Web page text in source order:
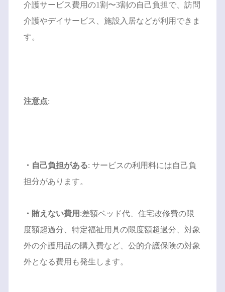
介護サービス費用の1割〜3割の自己負担で、訪問
介護やデイサービス、施設入居などが利用できま
す。
注意点:
・自己負担がある: サービスの利用料には自己負
担分があります。
・賄えない費用 :差額ベッド代、住宅改修費の限
度額超過分、特定福祉用具の限度額超過分、対象
外の介護用品の購入費など、公的介護保険の対象
外となる費用も発生します。